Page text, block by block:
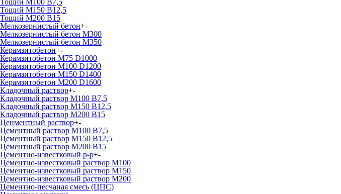
Тощий М100 В7,5
Тощий М150 В12,5
Тощий М200 В15
Мелкозернистый бетон+-
Мелкозернистый бетон М300
Мелкозернистый бетон М350
Керамзитобетон+-
Керамзитобетон М75 D1000
Керамзитобетон М100 D1200
Керамзитобетон М150 D1400
Керамзитобетон М200 D1600
Кладочный раствор+-
Кладочный раствор М100 В7,5
Кладочный раствор М150 В12,5
Кладочный раствор М200 В15
Ценментный раствор+-
Цементный раствор М100 B7,5
Цементный раствор М150 B12,5
Цементный раствор М200 B15
Цементно-известковый р-р+-
Цементно-известковый раствор М100
Цементно-известковый раствор М150
Цементно-известковый раствор М200
Цементно-песчаная смесь (ЦПС)